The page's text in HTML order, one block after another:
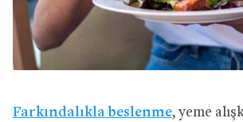
Farkındalıkla beslenme, yeme